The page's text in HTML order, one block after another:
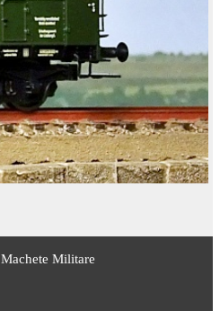
Machete Militare